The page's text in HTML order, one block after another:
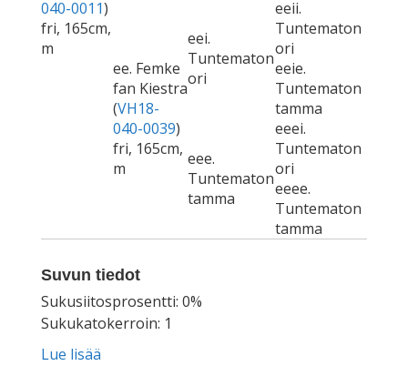
040-0011)
fri, 165cm,
m
ee. Femke
fan Kiestra
(VH18-
040-0039)
fri, 165cm,
m
eei.
Tuntematon
ori
eeii.
Tuntematon
ori
eeie.
Tuntematon
tamma
eee.
Tuntematon
tamma
eeei.
Tuntematon
ori
eeee.
Tuntematon
tamma
Suvun tiedot
Sukusiitosprosentti: 0%
Sukukatokerroin: 1
Lue lisää